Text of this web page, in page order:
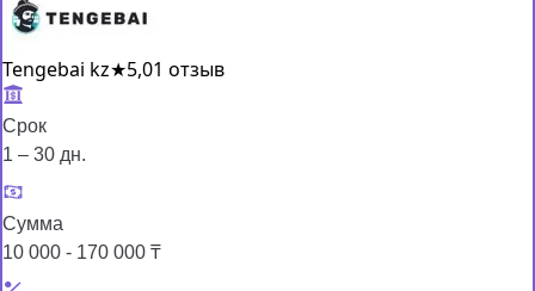
Tengebai kz★5,01 отзыв
Срок
1 – 30 дн.
Сумма
10 000 - 170 000 ₸